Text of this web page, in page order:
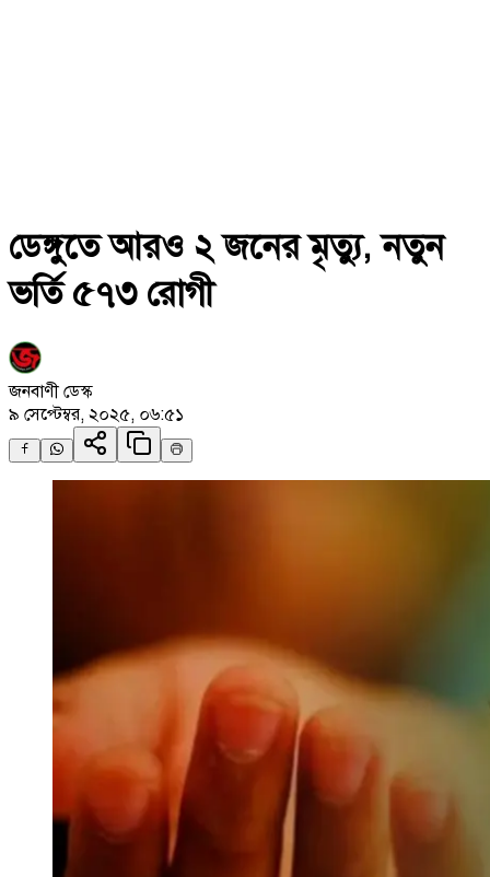
ডেঙ্গুতে আরও ২ জনের মৃত্যু, নতুন
ভর্তি ৫৭৩ রোগী
জনবাণী ডেস্ক
৯ সেপ্টেম্বর, ২০২৫, ০৬:৫১